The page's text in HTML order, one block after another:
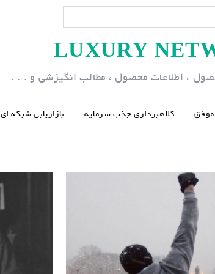
LUXURY
، اطلاعات محصول ، مطالب انگیزشی و . . .
موفق کلاهبرداری جذب سرمایه بازاریابی شبکه ای